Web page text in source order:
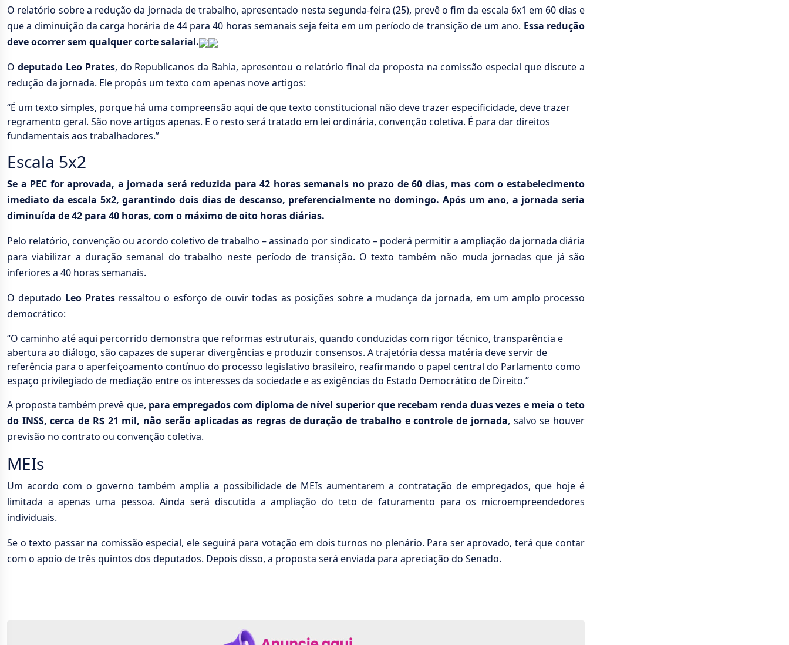
O relatório sobre a redução da jornada de trabalho, apresentado nesta segunda-feira (25), prevê o fim da escala 6x1 em 60 dias e
que a diminuição da carga horária de 44 para 40 horas semanais seja feita em um período de transição de um ano. Essa redução
deve ocorrer sem qualquer corte salarial.
O deputado Leo Prates, do Republicanos da Bahia, apresentou o relatório final da proposta na comissão especial que discute a
redução da jornada. Ele propôs um texto com apenas nove artigos:
“É um texto simples, porque há uma compreensão aqui de que texto constitucional não deve trazer especificidade, deve trazer
regramento geral. São nove artigos apenas. E o resto será tratado em lei ordinária, convenção coletiva. É para dar direitos
fundamentais aos trabalhadores.”
Escala 5x2
Se a PEC for aprovada, a jornada será reduzida para 42 horas semanais no prazo de 60 dias, mas com o estabelecimento
imediato da escala 5x2, garantindo dois dias de descanso, preferencialmente no domingo. Após um ano, a jornada seria
diminuída de 42 para 40 horas, com o máximo de oito horas diárias.
Pelo relatório, convenção ou acordo coletivo de trabalho – assinado por sindicato – poderá permitir a ampliação da jornada diária
para viabilizar a duração semanal do trabalho neste período de transição. O texto também não muda jornadas que já são
inferiores a 40 horas semanais.
O deputado Leo Prates ressaltou o esforço de ouvir todas as posições sobre a mudança da jornada, em um amplo processo
democrático:
“O caminho até aqui percorrido demonstra que reformas estruturais, quando conduzidas com rigor técnico, transparência e
abertura ao diálogo, são capazes de superar divergências e produzir consensos. A trajetória dessa matéria deve servir de
referência para o aperfeiçoamento contínuo do processo legislativo brasileiro, reafirmando o papel central do Parlamento como
espaço privilegiado de mediação entre os interesses da sociedade e as exigências do Estado Democrático de Direito.”
A proposta também prevê que, para empregados com diploma de nível superior que recebam renda duas vezes e meia o teto
do INSS, cerca de R$ 21 mil, não serão aplicadas as regras de duração de trabalho e controle de jornada, salvo se houver
previsão no contrato ou convenção coletiva.
MEIs
Um acordo com o governo também amplia a possibilidade de MEIs aumentarem a contratação de empregados, que hoje é
limitada a apenas uma pessoa. Ainda será discutida a ampliação do teto de faturamento para os microempreendedores
individuais.
Se o texto passar na comissão especial, ele seguirá para votação em dois turnos no plenário. Para ser aprovado, terá que contar
com o apoio de três quintos dos deputados. Depois disso, a proposta será enviada para apreciação do Senado.